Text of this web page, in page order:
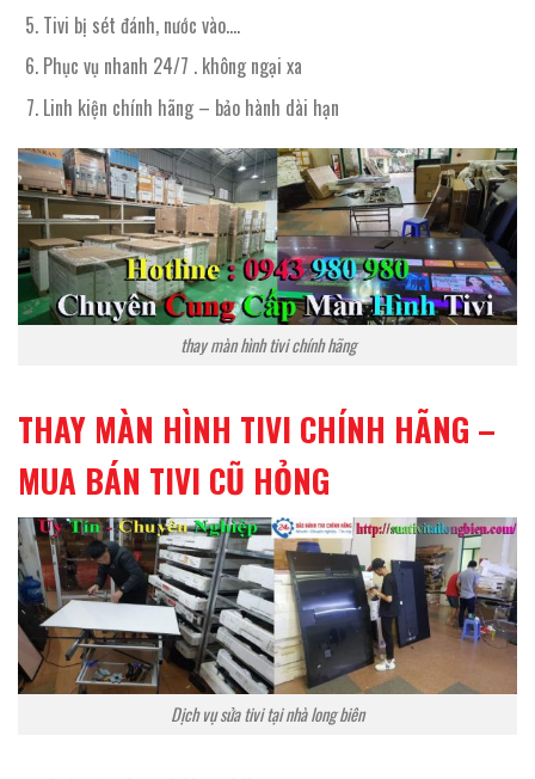
Tivi bị sét đánh, nước vào….
Phục vụ nhanh 24/7 . không ngại xa
Linh kiện chính hãng – bảo hành dài hạn
thay màn hình tivi chính hãng
THAY MÀN HÌNH TIVI CHÍNH HÃNG –
MUA BÁN TIVI CŨ HỎNG
Dịch vụ sửa tivi tại nhà long biên